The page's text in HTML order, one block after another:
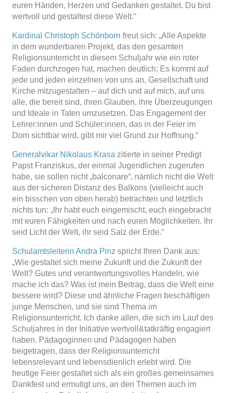
euren Händen, Herzen und Gedanken gestaltet. Du bist
wertvoll und gestaltest diese Welt.“
Kardinal Christoph Schönborn freut sich: „Alle Aspekte
in dem wunderbaren Projekt, das den gesamten
Religionsunterricht in diesem Schuljahr wie ein roter
Faden durchzogen hat, machen deutlich: Es kommt auf
jede und jeden einzelnen von uns an, Gesellschaft und
Kirche mitzugestalten – auf dich und auf mich, auf uns
alle, die bereit sind, ihren Glauben, ihre Überzeugungen
und Ideale in Taten umzusetzen. Das Engagement der
Lehrer:innen und Schüler:innen, das in der Feier im
Dom sichtbar wird, gibt mir viel Grund zur Hoffnung.“
Generalvikar Nikolaus Krasa zitierte in seiner Predigt
Papst Franziskus, der einmal Jugendlichen zugerufen
habe, sie sollen nicht „balconare“, nämlich nicht die Welt
aus der sicheren Distanz des Balkons (vielleicht auch
ein bisschen von oben herab) betrachten und letztlich
nichts tun: „Ihr habt euch eingemischt, euch eingebracht
mit euren Fähigkeiten und nach euren Möglichkeiten. Ihr
seid Licht der Welt, ihr seid Salz der Erde.“
Schulamtsleiterin Andra Pinz spricht Ihren Dank aus:
„Wie gestaltet sich meine Zukunft und die Zukunft der
Welt? Gutes und verantwortungsvolles Handeln, wie
mache ich das? Was ist mein Beitrag, dass die Welt eine
bessere wird? Diese und ähnliche Fragen beschäftigen
junge Menschen, und sie sind Thema im
Religionsunterricht. Ich danke allen, die sich im Lauf des
Schuljahres in der Initiative wertvoll&tatkräftig engagiert
haben. Pädagoginnen und Pädagogen haben
beigetragen, dass der Religionsunterricht
lebensrelevant und lebensdienlich erlebt wird. Die
heutige Feier gestaltet sich als ein großes gemeinsames
Dankfest und ermutigt uns, an den Themen auch im